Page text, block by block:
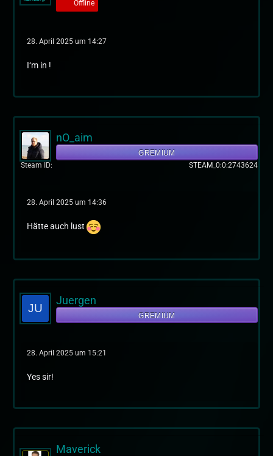
Offline
28. April 2025 um 14:27
I‘m in !
nO_aim
GREMIUM
Steam ID
STEAM_0:0:2743624
28. April 2025 um 14:36
Hätte auch lust
Juergen
GREMIUM
28. April 2025 um 15:21
Yes sir!
Maverick